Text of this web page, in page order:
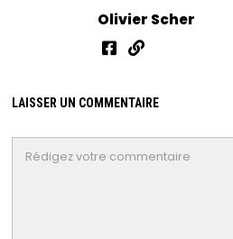
Olivier Scher
LAISSER UN COMMENTAIRE